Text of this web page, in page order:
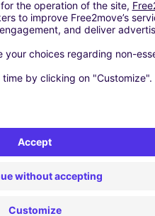
7 dag(en)
€ 45,83
Nu boeken